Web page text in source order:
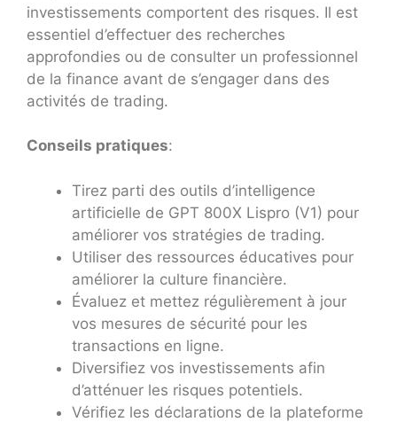
investissements comportent des risques. Il est
essentiel d’effectuer des recherches
approfondies ou de consulter un professionnel
de la finance avant de s’engager dans des
activités de trading.
Conseils pratiques:
Tirez parti des outils d’intelligence
artificielle de GPT 800X Lispro (V1) pour
améliorer vos stratégies de trading.
Utiliser des ressources éducatives pour
améliorer la culture financière.
Évaluez et mettez régulièrement à jour
vos mesures de sécurité pour les
transactions en ligne.
Diversifiez vos investissements afin
d’atténuer les risques potentiels.
Vérifiez les déclarations de la plateforme